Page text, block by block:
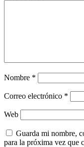
Nombre *
Correo electrónico *
Web
Guarda mi nombre,
para la próxima vez que